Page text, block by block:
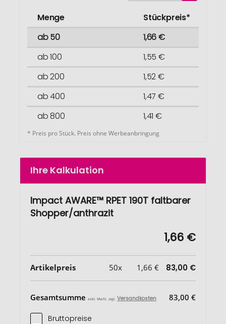
Menge
Stückpreis*
ab 50
1,66 €
ab 100
1,55 €
ab 200
1,52 €
ab 400
1,47 €
ab 800
1,41 €
* Preis pro Stück. Preis ohne Werbeanbringung
Ihre Kalkulation
Impact AWARE™ RPET 190T faltbarer
Shopper/anthrazit
1,66 €
Artikelpreis 50x 1,66 € 83,00 €
Gesamtsumme exkl. MwSt. zzgl. Versandkosten 83,00 €
Bruttopreise